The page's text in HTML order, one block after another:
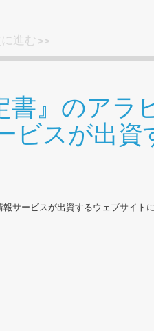
進む >>
書』のアラ
ビスが出資
サービスが出資するウェブサイト